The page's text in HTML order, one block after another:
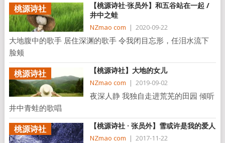
桃源诗社
【桃源诗社·张员外】和五谷站在一起 /
井中之蛙
NZmao com | 2020-09-22
大地腹中的歌手 居住深渊的歌手 令我闭目忘形，任泪水流下
脸颊
桃源诗社 【桃源诗社】大地的女儿
NZmao com | 2019-09-02
夜深人静 我独自走进荒芜的田园 倾听
井中青蛙的歌唱
桃源诗社 【桃源诗社 · 张员外】雪或许是我的爱人
NZmao com | 2017-11-22